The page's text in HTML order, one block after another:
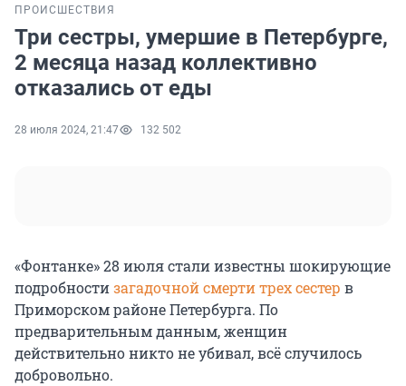
ПРОИСШЕСТВИЯ
Три сестры, умершие в Петербурге,
2 месяца назад коллективно
отказались от еды
28 июля 2024, 21:47 132 502
«Фонтанке» 28 июля стали известны шокирующие
подробностизагадочной смерти трех сестер в
Приморском районе Петербурга. По
предварительным данным, женщин
действительно никто не убивал, всё случилось
добровольно.